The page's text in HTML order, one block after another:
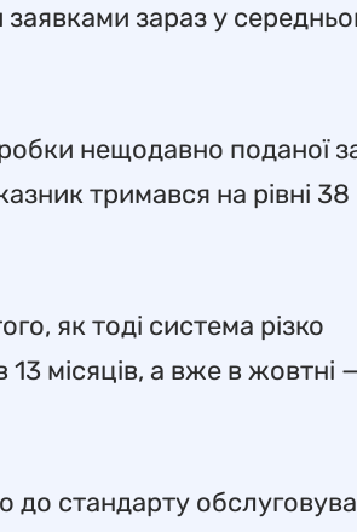
зараз у
нещодавно поданої
тримався на рівні 38
як тоді система різко
місяців, а вже в жовтні
до стандарту